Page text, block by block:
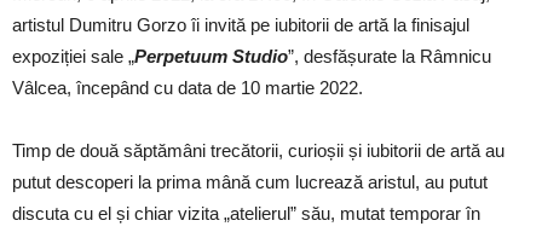
artistul Dumitru Gorzo îi invită pe iubitorii de artă la finisajul
expoziției sale „Perpetuum Studio”, desfășurate la Râmnicu
Vâlcea, începând cu data de 10 martie 2022.
Timp de două săptămâni trecătorii, curioșii și iubitorii de artă au
putut descoperi la prima mână cum lucrează aristul, au putut
discuta cu el și chiar vizita „atelierul” său, mutat temporar în